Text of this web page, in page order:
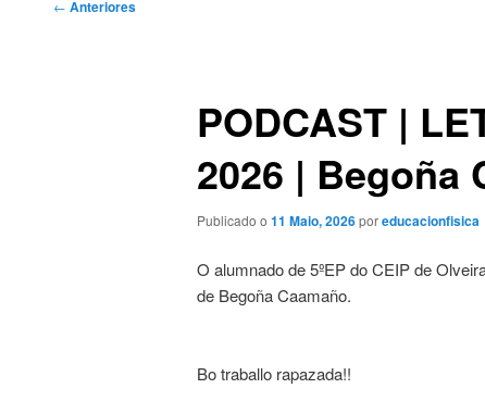
Navegación
← Anteriores
PODCAST |
2026 | Begoña
Publicado o 11 Maio, 2026poreducacionfisica
O alumnado de 5ºEP do CEIP de
de Begoña Caamaño.
Bo traballo rapazada!!